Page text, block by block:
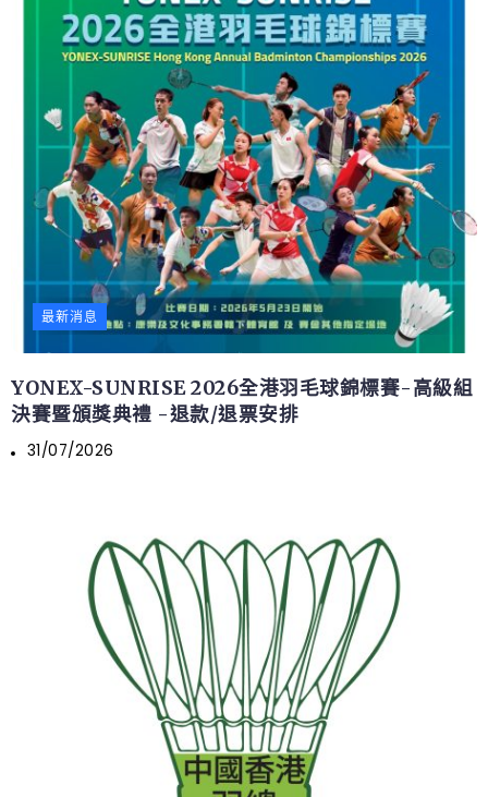
最新消息
YONEX-SUNRISE 2026全港羽毛球錦標賽-高級組
決賽暨頒獎典禮 -退款/退票安排
31/07/2026